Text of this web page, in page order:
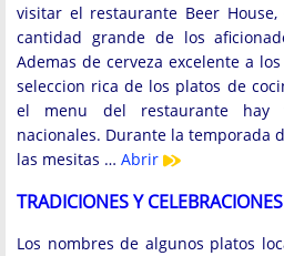
visitar el restaurante Beer
cantidad grande de los
Ademas de cerveza excelente a
seleccion rica de los platos de
el menu del restaurante hay
nacionales. Durante la temporada
las mesitas … Abrir
TRADICIONES Y
Los nombres de algunos platos